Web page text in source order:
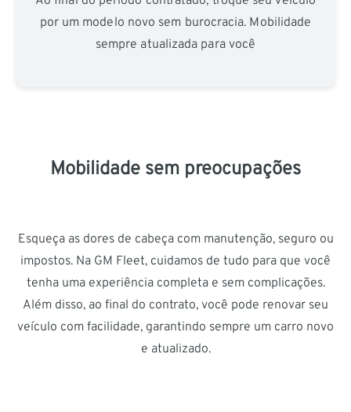
por um modelo novo sem burocracia. Mobilidade
sempre atualizada para você
Mobilidade sem preocupações
Esqueça as dores de cabeça com manutenção, seguro ou
impostos. Na GM Fleet, cuidamos de tudo para que você
tenha uma experiência completa e sem complicações.
Além disso, ao final do contrato, você pode renovar seu
veículo com facilidade, garantindo sempre um carro novo
e atualizado.